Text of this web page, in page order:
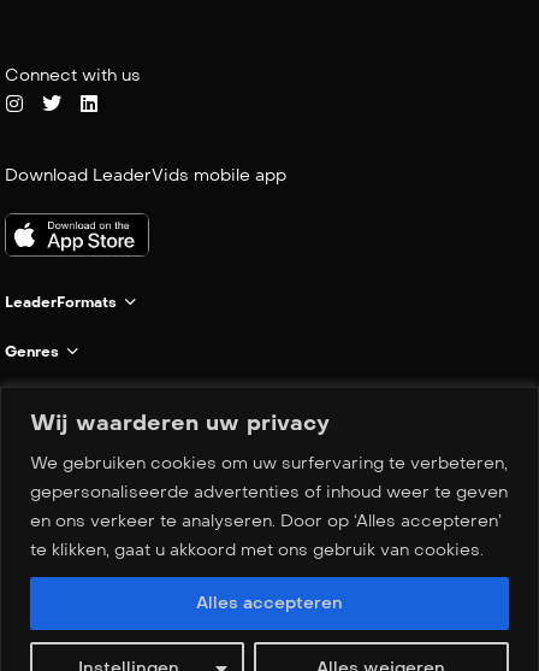
Wij waarderen uw privacy
We gebruiken cookies om uw surfervaring te verbeteren,
gepersonaliseerde advertenties of inhoud weer te geven
en ons verkeer te analyseren. Door op ‘Alles accepteren’
te klikken, gaat u akkoord met ons gebruik van cookies.
Alles accepteren
Connect with us
Download LeaderVids mobile app
LeaderFormats
Genres
Dutch ▼